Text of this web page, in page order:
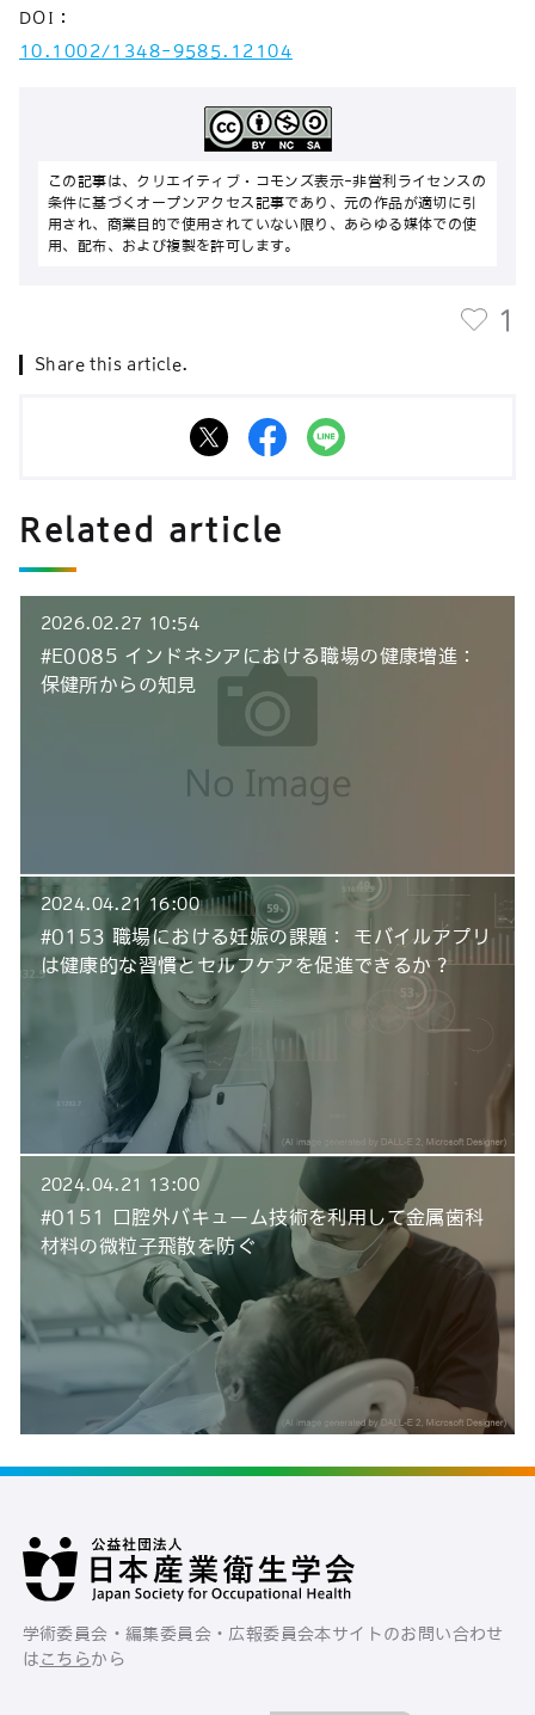
DOI：
10.1002/1348-9585.12104
この記事は、クリエイティブ・コモンズ表示-非営利ライセンスの
条件に基づくオープンアクセス記事であり、元の作品が適切に引
用され、商業目的で使用されていない限り、あらゆる媒体での使
用、配布、および複製を許可します。
1
Share this article.
Related article
2026.02.27 10:54
#E0085 インドネシアにおける職場の健康増進：
保健所からの知見
2024.04.21 16:00
#0153 職場における妊娠の課題： モバイルアプリ
は健康的な習慣とセルフケアを促進できるか？
2024.04.21 13:00
#0151 口腔外バキューム技術を利用して金属歯科
材料の微粒子飛散を防ぐ
学術委員会・編集委員会・広報委員会本サイトのお問い合わせ
は こちらから